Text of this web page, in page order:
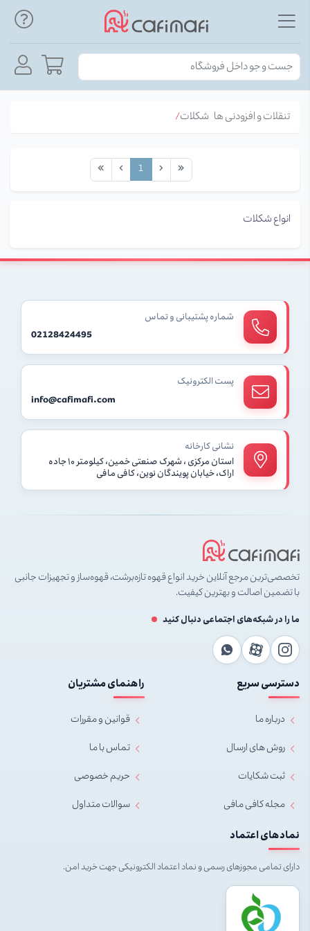
تنقلات و افزودنی ها شکلات
1
انواع شکلات
شماره پشتیبانی و تماس
02128424495
پست الکترونیک
info@cafimafi.com
نشانی کارخانه
استان مرکزی ، شهرک صنعتی خمین، کیلومتر ۱۰ جاده
اراک، خیابان پویندگان نوین، کافی مافی
تخصصی‌ترین مرجع آنلاین خرید انواع قهوه تازه‌برشت، قهوه‌ساز و تجهیزات جانبی
با تضمین اصالت و بهترین کیفیت.
ما را در شبکه‌های اجتماعی دنبال کنید
دسترسی سریع
درباره ما
روش های ارسال
ثبت شکایات
مجله کافی مافی
راهنمای مشتریان
قوانین و مقررات
تماس با ما
حریم خصوصی
سوالات متداول
نمادهای اعتماد
دارای تمامی مجوزهای رسمی و نماد اعتماد الکترونیکی جهت خرید امن.